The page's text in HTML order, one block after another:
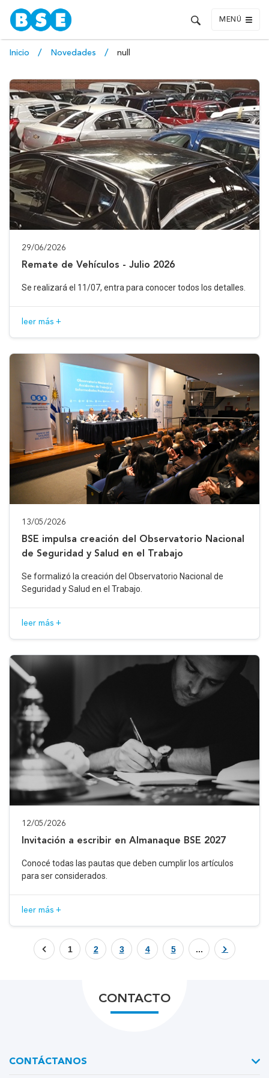
MENÚ
Inicio Novedades null
29/06/2026
Remate de Vehículos - Julio 2026
Se realizará el 11/07, entra para conocer todos los detalles.
leer más +
13/05/2026
BSE impulsa creación del Observatorio Nacional
de Seguridad y Salud en el Trabajo
Se formalizó la creación del Observatorio Nacional de
Seguridad y Salud en el Trabajo.
leer más +
12/05/2026
Invitación a escribir en Almanaque BSE 2027
Conocé todas las pautas que deben cumplir los artículos
para ser considerados.
leer más +
1 2 3 4 5 ...
CONTACTO
CONTÁCTANOS